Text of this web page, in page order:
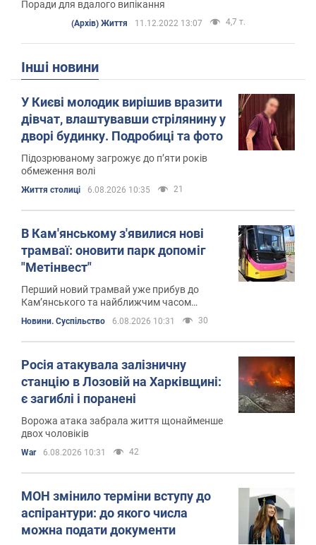
Поради для вдалого випікання
(Архів) Життя 11.12.2022 13:07 4,7 т.
Інші новини
У Києві молодик вирішив вразити
дівчат, влаштувавши стрілянину у
дворі будинку. Подробиці та фото
Підозрюваному загрожує до п’яти років
обмеження волі
Життя столиці 6.08.2026 10:35 21
В Кам'янському з'явилися нові
трамваї: оновити парк допоміг
"Метінвест"
Перший новий трамвай уже прибув до
Кам’янського та найближчим часом
розпочне перевезення пасажирів на
маршруті №1
Новини. Суспільство 6.08.2026 10:31 30
Росія атакувала залізничну
станцію в Лозовій на Харківщині:
є загиблі і поранені
Ворожа атака забрала життя щонайменше
двох чоловіків
War 6.08.2026 10:31 42
МОН змінило терміни вступу до
аспірантури: до якого числа
можна подати документи